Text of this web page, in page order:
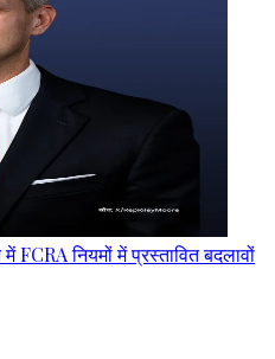
FCRA नियमों में प्रस्तावित बदलावों